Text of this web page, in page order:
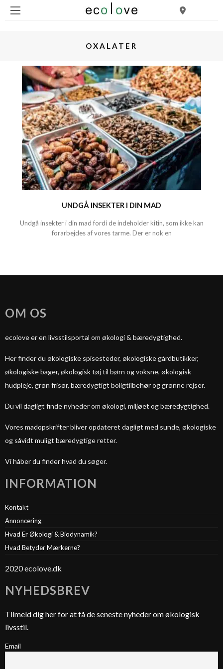
OXALATER
UNDGÅ INSEKTER I DIN MAD
Undgå insekter i din mad fordi de indeholder kitin, som ikke kan
forarbejdes af vores tarme. Der er nok en
OM OS
ecolove er en livsstilsportal om økologi & bæredygtighed.
Her finder du økologiske spisesteder, økologiske gårdbutikker,
økologiske bager, økologisk tøj til børn og voksne, økologisk
hudpleje, grøn frisør, bæredygtigt boligtilbehør og grønne rejser.
Du vil dagligt finde nyheder om økologi, miljøet og bæredygtighed.
Vores madopskrifter bliver opdateret dagligt med sunde, økologiske
og såvidt muligt bæredygtige retter.
Vi håber du finder hvad du søger.
INFORMATION
Kontakt
Annoncering
Hvad Er Økologi & Biodynamik?
Hvad Betyder Mærkerne?
2020 ecolove.dk
NYHEDSBREV
Tilmeld dig her for at få de seneste nyheder om økologisk
livsstil.
Email